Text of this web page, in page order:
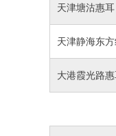
天津塘沽惠耳
天津静海东
大港霞光路